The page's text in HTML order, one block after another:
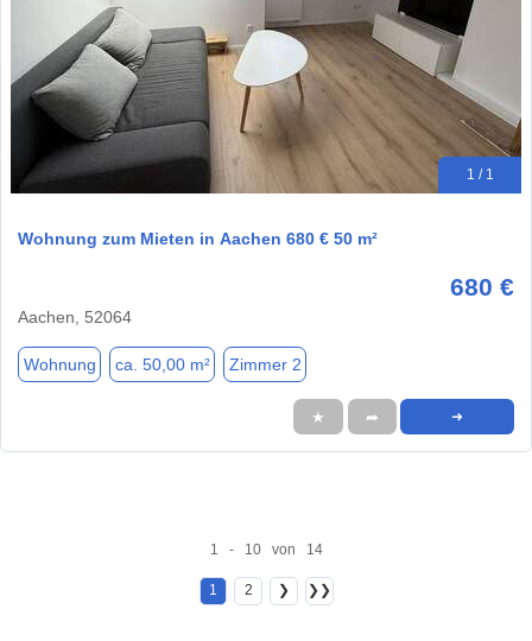
1 / 1
Wohnung zum Mieten in Aachen 680 € 50 m²
680 €
Aachen, 52064
Wohnung ca. 50,00 m² Zimmer 2
★ ➦ ➜
1 - 10 von 14
1 2 ❯ ❯❯